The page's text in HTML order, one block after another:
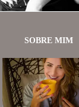
SOBRE MIM